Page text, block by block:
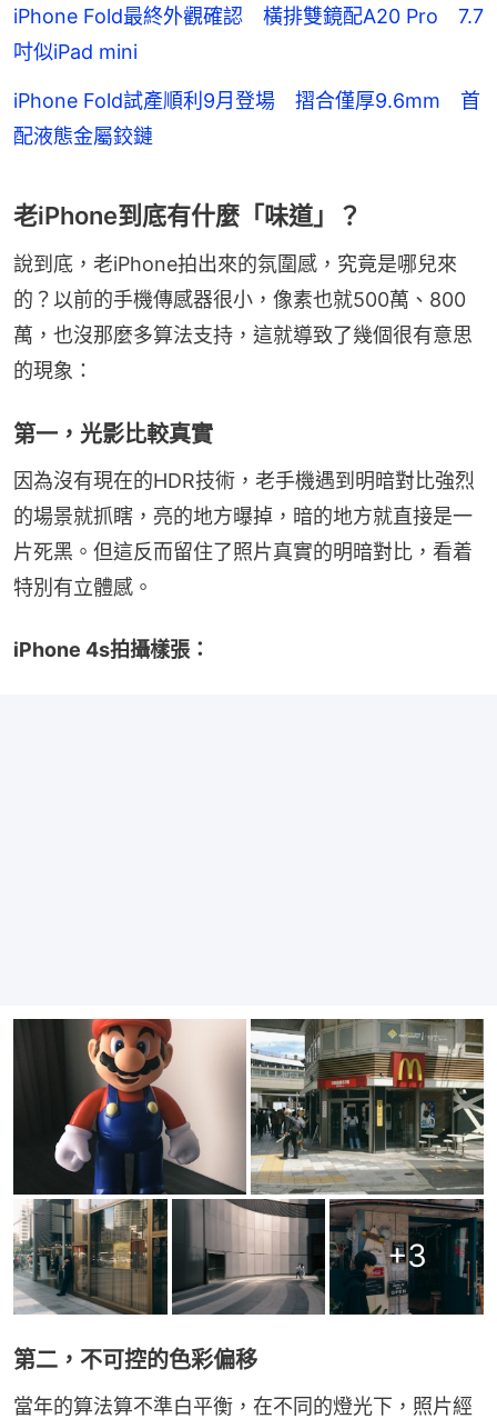
iPhone Fold最終外觀確認 橫排雙鏡配A20 Pro 7.7
吋似iPad mini
iPhone Fold試產順利9月登場 摺合僅厚9.6mm 首
配液態金屬鉸鏈
老iPhone到底有什麼「味道」？
說到底，老iPhone拍出來的氛圍感，究竟是哪兒來
的？以前的手機傳感器很小，像素也就500萬、800
萬，也沒那麼多算法支持，這就導致了幾個很有意思
的現象：
第一，光影比較真實
因為沒有現在的HDR技術，老手機遇到明暗對比強烈
的場景就抓瞎，亮的地方曝掉，暗的地方就直接是一
片死黑。但這反而留住了照片真實的明暗對比，看着
特別有立體感。
iPhone 4s拍攝樣張：
+3
第二，不可控的色彩偏移
當年的算法算不準白平衡，在不同的燈光下，照片經